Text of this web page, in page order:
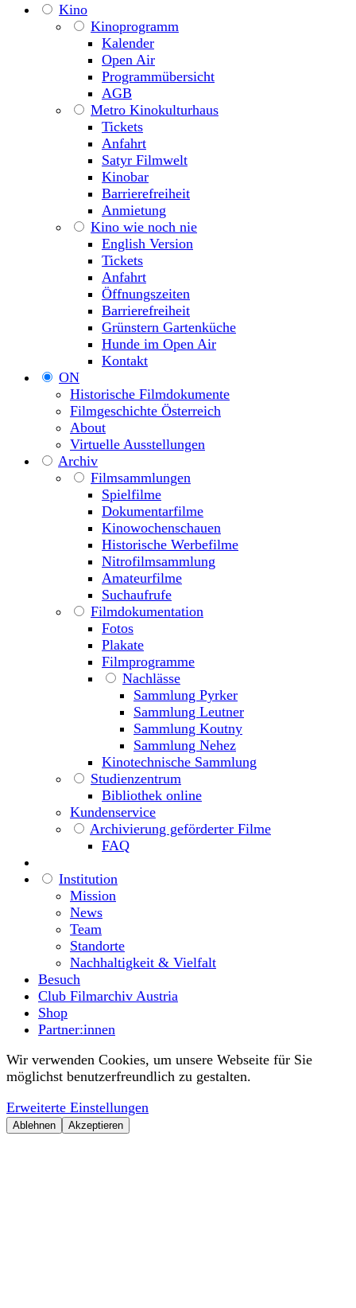
Kino
Kinoprogramm
Kalender
Open Air
Programmübersicht
AGB
Metro Kinokulturhaus
Tickets
Anfahrt
Satyr Filmwelt
Kinobar
Barrierefreiheit
Anmietung
Kino wie noch nie
English Version
Tickets
Anfahrt
Öffnungszeiten
Barrierefreiheit
Grünstern Gartenküche
Hunde im Open Air
Kontakt
ON
Historische Filmdokumente
Filmgeschichte Österreich
About
Virtuelle Ausstellungen
Archiv
Filmsammlungen
Spielfilme
Dokumentarfilme
Kinowochenschauen
Historische Werbefilme
Nitrofilmsammlung
Amateurfilme
Suchaufrufe
Filmdokumentation
Fotos
Plakate
Filmprogramme
Nachlässe
Sammlung Pyrker
Sammlung Leutner
Sammlung Koutny
Sammlung Nehez
Kinotechnische Sammlung
Studienzentrum
Bibliothek online
Kundenservice
Archivierung geförderter Filme
FAQ
Institution
Mission
News
Team
Standorte
Nachhaltigkeit & Vielfalt
Besuch
Club Filmarchiv Austria
Shop
Partner:innen
Wir verwenden Cookies, um unsere Webseite für Sie
möglichst benutzerfreundlich zu gestalten.
Erweiterte Einstellungen
Ablehnen Akzeptieren